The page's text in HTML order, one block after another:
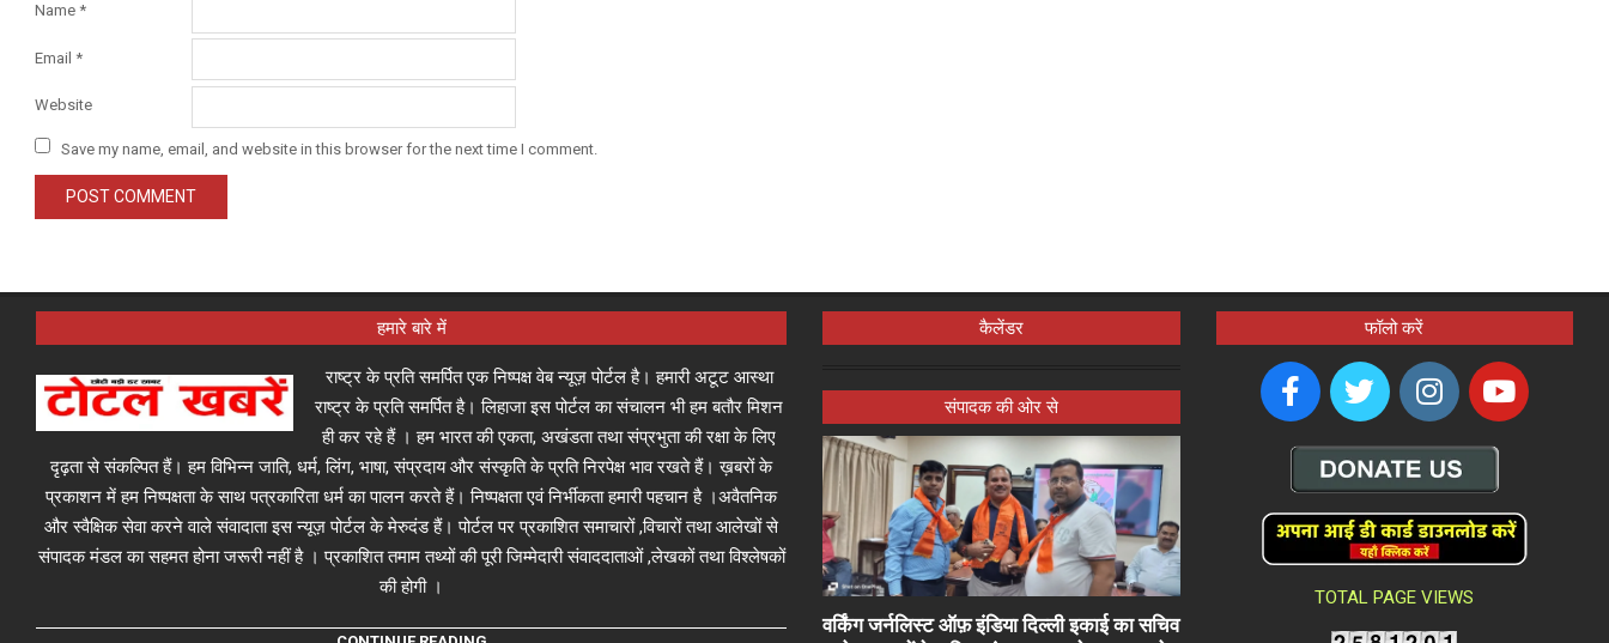
Name *
Email *
Website
Save my name, email, and website in this browser for the next time I comment.
हमारे बारे में
राष्ट्र के प्रति समर्पित एक निष्पक्ष वेब न्यूज़ पोर्टल है। हमारी अटूट आस्था
राष्ट्र के प्रति समर्पित है। लिहाजा इस पोर्टल का संचालन भी हम बतौर मिशन
ही कर रहे हैं । हम भारत की एकता, अखंडता तथा संप्रभुता की रक्षा के लिए
दृढ़ता से संकल्पित हैं। हम विभिन्न जाति, धर्म, लिंग, भाषा, संप्रदाय और संस्कृति के प्रति निरपेक्ष भाव रखते हैं। ख़बरों के
प्रकाशन में हम निष्पक्षता के साथ पत्रकारिता धर्म का पालन करते हैं। निष्पक्षता एवं निर्भीकता हमारी पहचान है ।अवैतनिक
और स्वैक्षिक सेवा करने वाले संवादाता इस न्यूज़ पोर्टल के मेरुदंड हैं। पोर्टल पर प्रकाशित समाचारों ,विचारों तथा आलेखों से
संपादक मंडल का सहमत होना जरूरी नहीं है । प्रकाशित तमाम तथ्यों की पूरी जिम्मेदारी संवाददाताओं ,लेखकों तथा विश्लेषकों
की होगी ।
कैलेंडर
संपादक की ओर से
वर्किंग जर्नलिस्ट ऑफ़ इंडिया दिल्ली इकाई का सचिव
फॉलो करें
TOTAL PAGE VIEWS